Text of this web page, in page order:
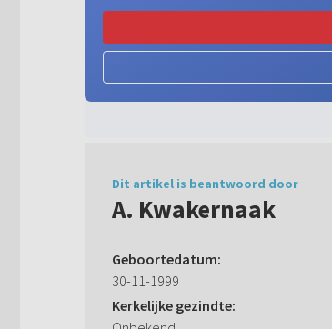
Dit artikel is beantwoord door
A. Kwakernaak
Geboortedatum:
30-11-1999
Kerkelijke gezindte: